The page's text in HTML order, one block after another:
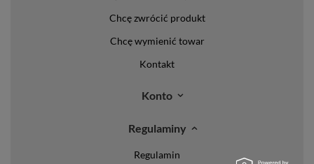
Chcę zwrócić produkt
Chcę wymienić towar
Kontakt
Konto
Regulaminy
Regulamin